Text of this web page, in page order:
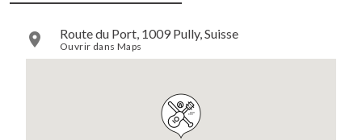
Route du Port, 1009 Pully, Suisse
Ouvrir dans Maps